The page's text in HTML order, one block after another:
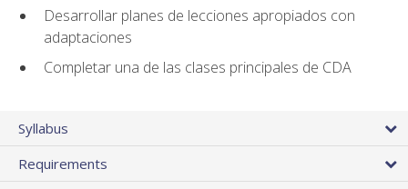
Desarrollar planes de lecciones apropiados con
adaptaciones
Completar una de las clases principales de CDA
Syllabus
Requirements